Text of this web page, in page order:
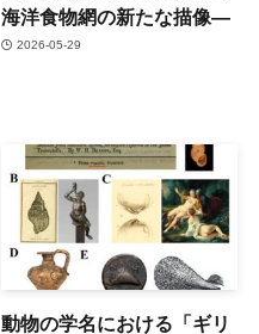
海洋食物網の新たな描像―
2026-05-29
動物の学名における「ギリ